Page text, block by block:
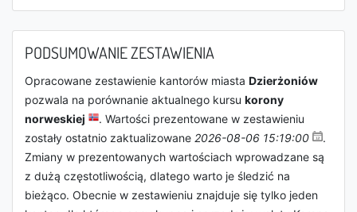
PODSUMOWANIE ZESTAWIENIA
Opracowane zestawienie kantorów miasta Dzierżoniów
pozwala na porównanie aktualnego kursu korony
norweskiej
. Wartości prezentowane w zestawieniu
zostały ostatnio zaktualizowane 2026-08-06 15:19:00
.
Zmiany w prezentowanych wartościach wprowadzane są
z dużą częstotliwością, dlatego warto je śledzić na
bieżąco. Obecnie w zestawieniu znajduje się tylko jeden